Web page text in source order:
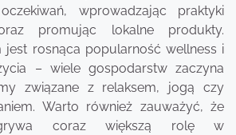
wprowadzając praktyki
promując lokalne produkty.
jest rosnąca popularność wellness i
– wiele gospodarstw zaczyna
związane z relaksem, jogą czy
Warto również zauważyć, że
coraz większą rolę w